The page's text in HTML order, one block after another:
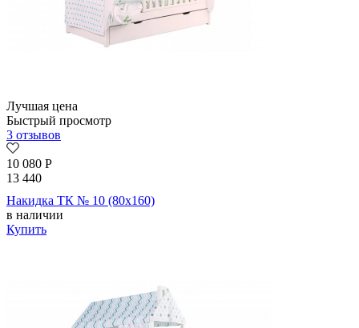
Лучшая цена
Быстрый просмотр
3 отзывов
10 080 Р
13 440
Накидка ТК № 10 (80х160)
в наличии
Купить